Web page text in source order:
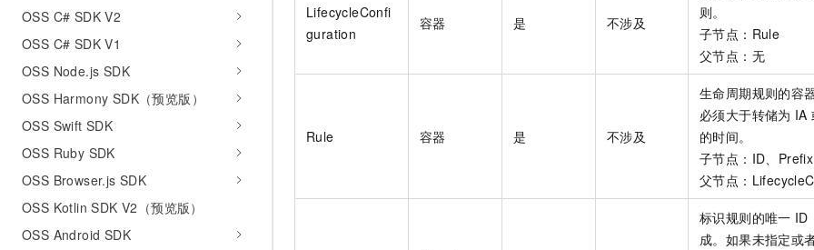
OSS C# SDK V2
OSS C# SDK V1
OSS Node.js SDK
OSS Harmony SDK（预览版）
OSS Swift SDK
OSS Ruby SDK
OSS Browser.js SDK
OSS Kotlin SDK V2（预览版）
OSS Android SDK
LifecycleConfi
guration
容器 是 不涉及
则。
子节点：Rule
父节点：无
Rule 容器 是 不涉及
生命周期规则的容
必须大于转储为 IA
的时间。
子节点：ID、
父节点：
标识规则的唯一 ID
成。如果未指定或